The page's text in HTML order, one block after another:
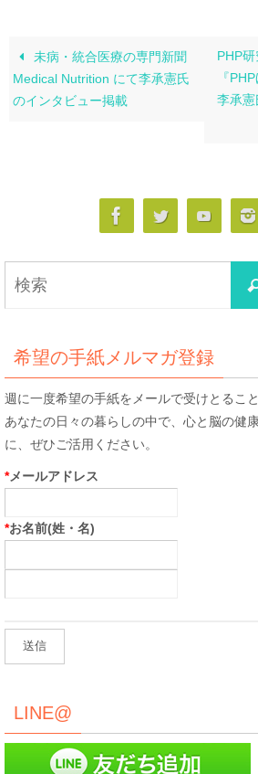
未病・統合医療の専門新聞
Medical Nutrition にて李承憲氏
のインタビュー掲載
PHP
『
李承憲
検
索
希望の手紙メルマガ登録
週に一度希望の手紙をメールで受けとるこ
あなたの日々の暮らしの中で、心と脳の健
に、ぜひご活用ください。
*メールアドレス
*お名前(姓・名)
LINE@